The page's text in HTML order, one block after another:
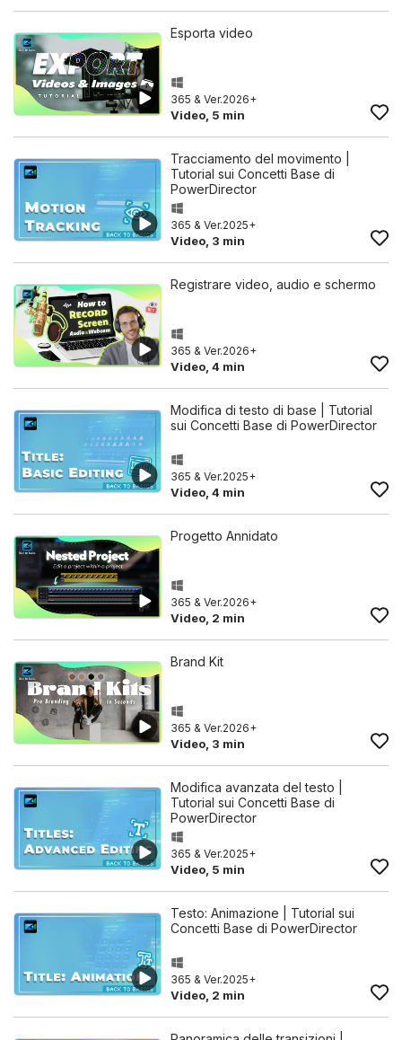
Esporta video
365 & Ver.2026+
Video, 5 min
Tracciamento del movimento |
Tutorial sui Concetti Base di
PowerDirector
365 & Ver.2025+
Video, 3 min
Registrare video, audio e schermo
365 & Ver.2026+
Video, 4 min
Modifica di testo di base | Tutorial
sui Concetti Base di PowerDirector
365 & Ver.2025+
Video, 4 min
Progetto Annidato
365 & Ver.2026+
Video, 2 min
Brand Kit
365 & Ver.2026+
Video, 3 min
Modifica avanzata del testo |
Tutorial sui Concetti Base di
PowerDirector
365 & Ver.2025+
Video, 5 min
Testo: Animazione | Tutorial sui
Concetti Base di PowerDirector
365 & Ver.2025+
Video, 2 min